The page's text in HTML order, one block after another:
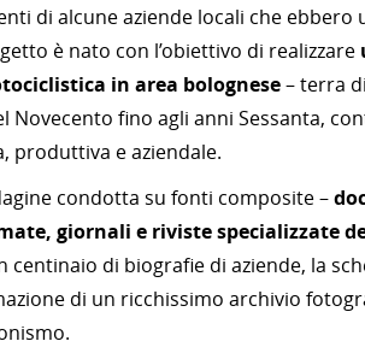
di alcune aziende locali che
è nato con l’obiettivo di realizzare
in area bolognese– terra
Novecento fino agli anni Sessanta,
produttiva e aziendale.
condotta su fonti composite –
giornali e riviste specializzate
centinaio di biografie di aziende, la
di un ricchissimo archivio